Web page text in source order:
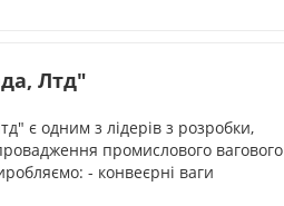
Лтд"
є одним з лідерів з розробки,
промислового вагового
- конвеєрні ваги